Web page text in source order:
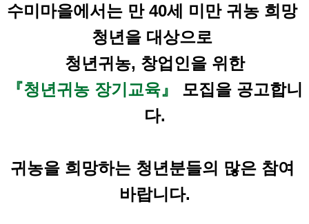
수미마을에서는 만 40세 미만 귀농 희망
청년을 대상으로
청년귀농, 창업인을 위한
『청년귀농 장기교육』
모집을 공고합니
다.
귀농을 희망하는 청년분들의 많은 참여
바랍니다.